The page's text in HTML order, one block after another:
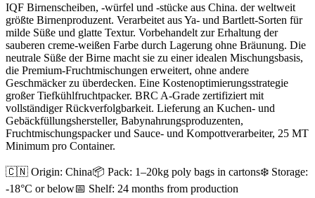
IQF Birnenscheiben, -würfel und -stücke aus China. der weltweit
größte Birnenproduzent. Verarbeitet aus Ya- und Bartlett-Sorten für
milde Süße und glatte Textur. Vorbehandelt zur Erhaltung der
sauberen creme-weißen Farbe durch Lagerung ohne Bräunung. Die
neutrale Süße der Birne macht sie zu einer idealen Mischungsbasis,
die Premium-Fruchtmischungen erweitert, ohne andere
Geschmäcker zu überdecken. Eine Kostenoptimierungsstrategie
großer Tiefkühlfruchtpacker. BRC A-Grade zertifiziert mit
vollständiger Rückverfolgbarkeit. Lieferung an Kuchen- und
Gebäckfüllungshersteller, Babynahrungsproduzenten,
Fruchtmischungspacker und Sauce- und Kompottverarbeiter, 25 MT
Minimum pro Container.
🇨🇳 Origin: China📦 Pack: 1–20kg poly bags in cartons❄️ Storage:
-18°C or below📅 Shelf: 24 months from production